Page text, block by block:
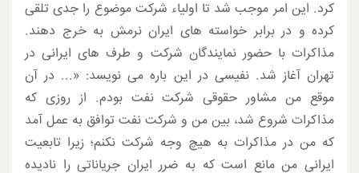
کرد. این امر موجب شد تا اولیاء شرکت موضوع را جدی تلقی
کرده و در برابر خواسته های ایران نرمش به خرج دهند.
مذاکرات با حضور نمایندگان شرکت و طرف های ایرانی در
تهران آغاز شد. نفیسی در این باره می نویسد: «... در آن
موقع من مشاور حقوقی شرکت نفت بودم. از روزی که
مذاکرات شروع شد، بین من و شرکت نفت توافق به عمل آمد
که من در مذاکرات به هیچ وجه شرکت نکنم؛ زیرا تابعیت
ایرانی من مانع است که به ضرر ایران جریاناتی را نادیده